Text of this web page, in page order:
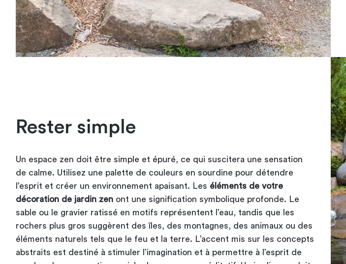
Rester simple
Un espace zen doit être simple et épuré, ce qui suscitera une sensation
de calme. Utilisez une palette de couleurs en sourdine pour détendre
l’esprit et créer un environnement apaisant. Les éléments de votre
décoration de jardin zen ont une signification symbolique profonde. Le
sable ou le gravier ratissé en motifs représentent l’eau, tandis que les
rochers plus gros suggèrent des îles, des montagnes, des animaux ou des
éléments naturels tels que le feu et la terre. L’accent mis sur les concepts
abstraits est destiné à stimuler l’imagination et à permettre à l’esprit de